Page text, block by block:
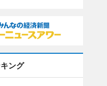
ング